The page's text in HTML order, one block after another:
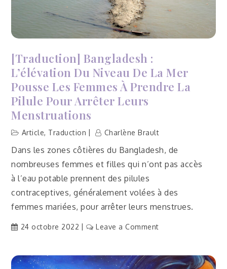
du
[Traduction] Bangladesh :
L’élévation Du Niveau De La Mer
Pousse Les Femmes À Prendre La
Pilule Pour Arrêter Leurs
Menstruations
Article, Traduction Charlène Brault
Dans les zones côtières du Bangladesh, de
nombreuses femmes et filles qui n’ont pas accès
à l’eau potable prennent des pilules
contraceptives, généralement volées à des
femmes mariées, pour arrêter leurs menstrues.
24 octobre 2022 Leave a Commenton
: